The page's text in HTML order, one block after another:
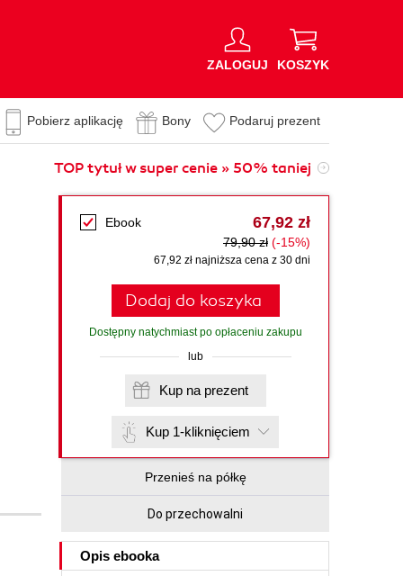
ZALOGUJ KOSZYK
Pobierz aplikację Bony Podaruj prezent
TOP tytuł w super cenie » 50% taniej
Ebook 67,92 zł
79,90 zł (-15%)
67,92 zł najniższa cena z 30 dni
Dodaj do koszyka
Dostępny natychmiast po opłaceniu zakupu
lub
Kup na prezent
Kup 1-kliknięciem
Przenieś na półkę
Do przechowalni
Opis ebooka